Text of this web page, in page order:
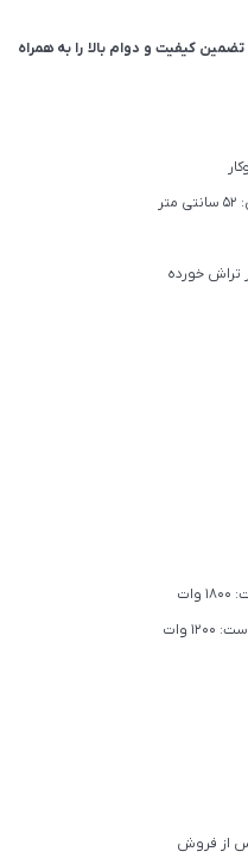
و ۱۸ ماه گارانتی، تضمین کیفیت و دوام بالا را به همراه
تراش خورده